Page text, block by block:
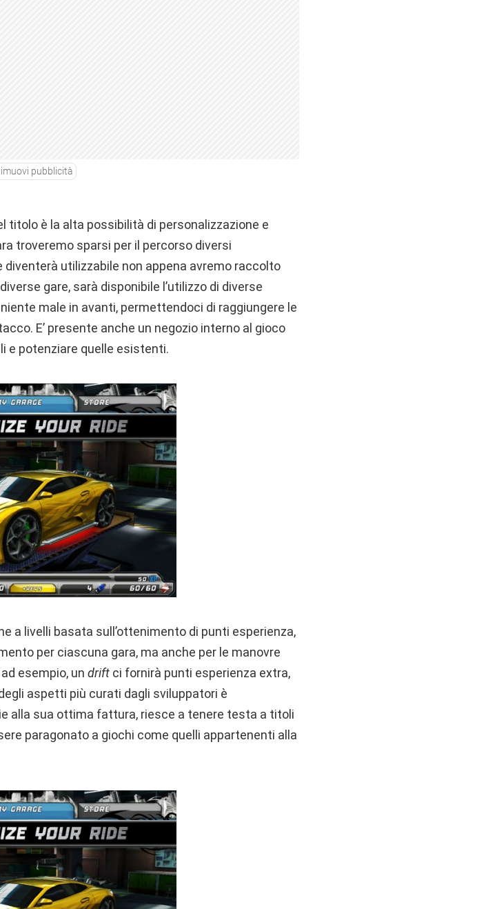
pubblicità
è la alta possibilità di personalizzazione e
troveremo sparsi per il percorso diversi
diventerà utilizzabile non appena avremo raccolto
gare, sarà disponibile l’utilizzo di diverse
male in avanti, permettendoci di raggiungere le
E’ presente anche un negozio interno al gioco
e potenziare quelle esistenti.
a livelli basata sull’ottenimento di punti esperienza,
per ciascuna gara, ma anche per le manovre
esempio, un drift ci fornirà punti esperienza extra,
aspetti più curati dagli sviluppatori è
alla sua ottima fattura, riesce a tenere testa a titoli
paragonato a giochi come quelli appartenenti alla